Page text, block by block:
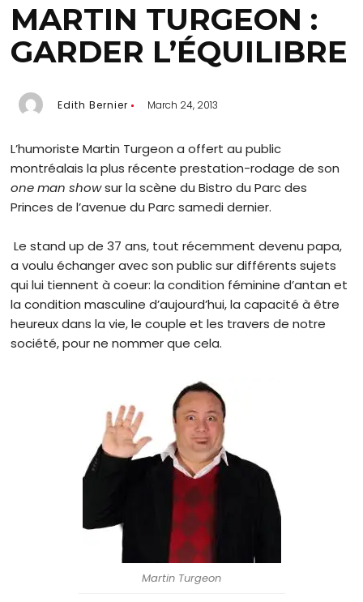
MARTIN TURGEON :
GARDER L’ÉQUILIBRE
Edith Bernier March 24, 2013
L’humoriste Martin Turgeon a offert au public
montréalais la plus récente prestation-rodage de son
one man showsur la scène du Bistro du Parc des
Princes de l’avenue du Parc samedi dernier.
Le stand up de 37 ans, tout récemment devenu papa,
a voulu échanger avec son public sur différents sujets
qui lui tiennent à coeur: la condition féminine d’antan et
la condition masculine d’aujourd’hui, la capacité à être
heureux dans la vie, le couple et les travers de notre
société, pour ne nommer que cela.
Martin Turgeon